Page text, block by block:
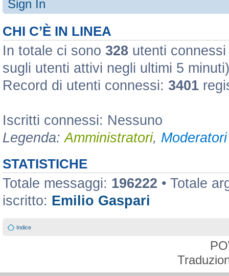
Sign In
CHI C’È IN LINEA
In totale ci sono 328 utenti
sugli utenti attivi negli ultimi 5 minuti)
Record di utenti connessi: 3401
Iscritti connessi: Nessuno
Legenda:Amministratori,
STATISTICHE
Totale messaggi: 196222 • Totale
iscritto: Emilio Gaspari
Indice